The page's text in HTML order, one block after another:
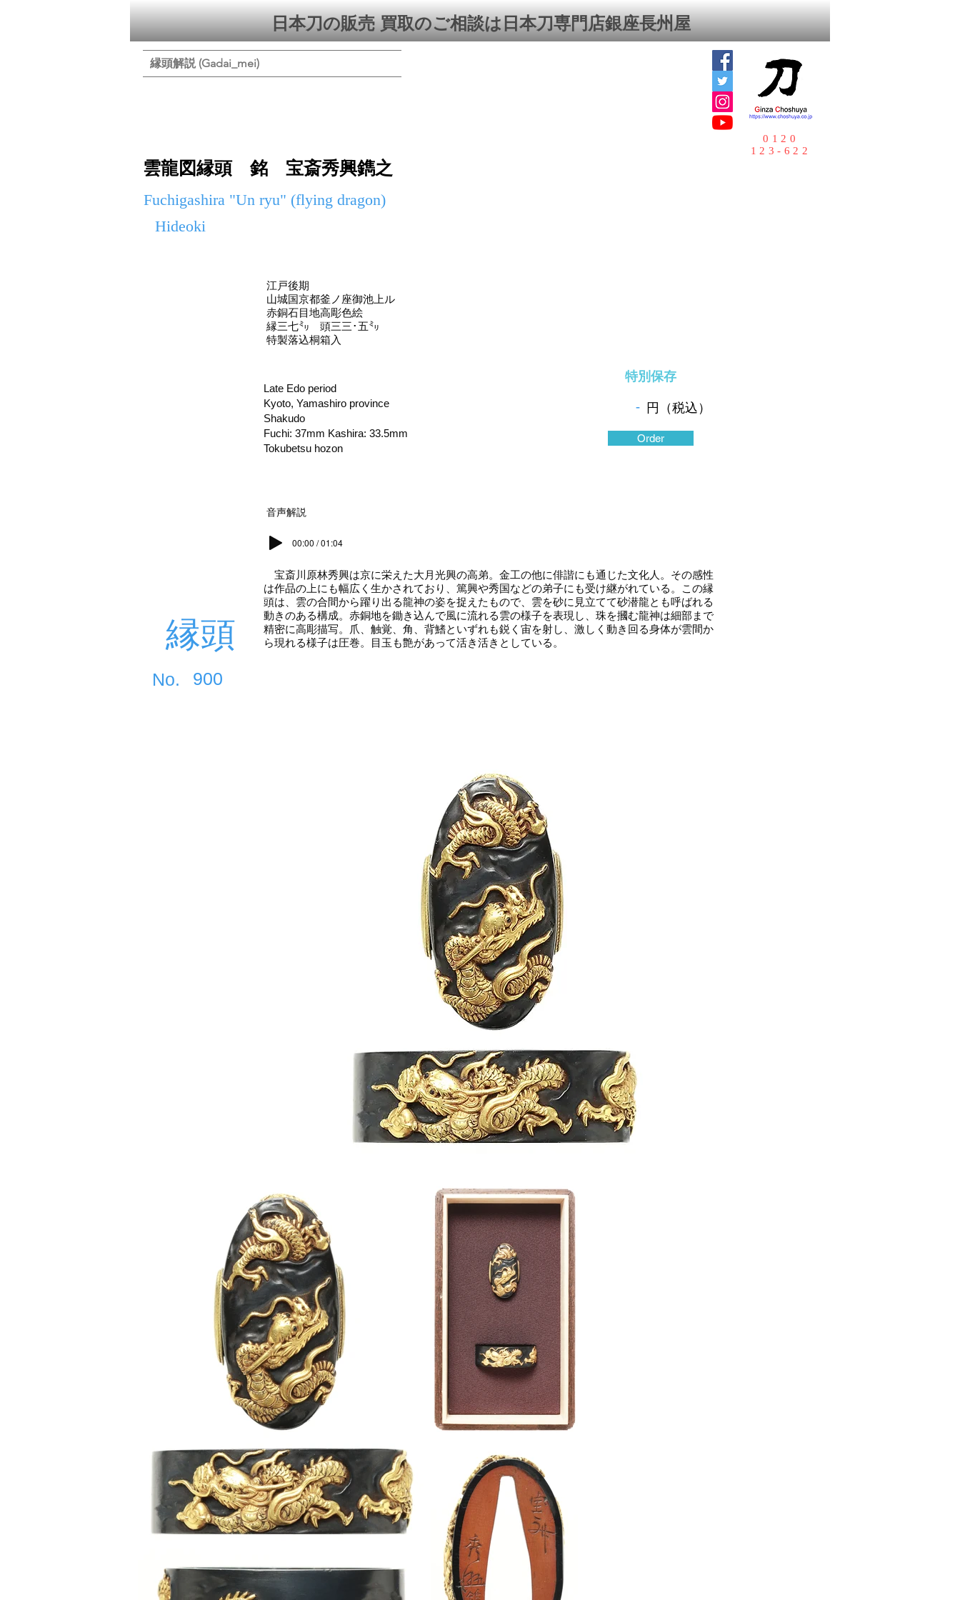
日本刀の販売 買取のご相談は日本刀専門店銀座⻑州屋
縁頭解説 (Gadai_mei)
雲龍図縁頭 銘 宝斎秀興鐫之
0120
123-622
Fuchigashira "Un ryu" (flying dragon)
Hideoki
江戸後期
山城国京都釜ノ座御池上ル
赤銅石目地高彫色絵
縁三七㍉ 頭三三･五㍉
特製落込桐箱入
Late Edo period
Kyoto, Yamashiro province
Shakudo
Fuchi: 37mm Kashira: 33.5mm
Tokubetsu hozon
特別保存
- 円（税込）
Order
音声解説
00:00 / 01:04
縁頭
900
​No.
宝斎川原林秀興は京に栄えた大月光興の高弟。金工の他に俳諧にも通じた文化人。その感性
は作品の上にも幅広く生かされており、篤興や秀国などの弟子にも受け継がれている。この縁
頭は、雲の合間から躍り出る龍神の姿を捉えたもので、雲を砂に見立てて砂潜龍とも呼ばれる
動きのある構成。赤銅地を鋤き込んで風に流れる雲の様子を表現し、珠を摑む龍神は細部まで
精密に高彫描写。爪、触覚、角、背鰭といずれも鋭く宙を射し、激しく動き回る身体が雲間か
ら現れる様子は圧巻。目玉も艶があって活き活きとしている。